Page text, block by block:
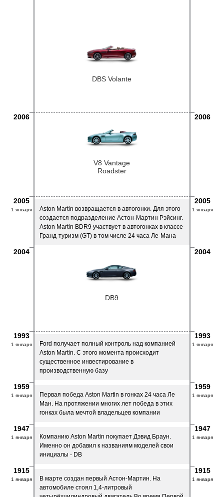
DBS Volante
2006 2006
V8 Vantage
Roadster
2005 2005
1 января 1 января
Aston Martin возвращается в автогонки. Для этого
создается подразделение Астон-Мартин Рэйсинг.
Aston Martin BDR9 участвует в автогонках в классе
Гранд-туризм (GT) в том числе 24 часа Ле-Мана
2004 2004
DB9
1993 1993
1 января 1 января
Ford получает полный контроль над компанией
Aston Martin. C этого момента происходит
существенное инвестирование в
производственную базу
1959 1959
1 января 1 января
Первая победа Aston Martin в гонках 24 часа Ле
Ман. На протяжении многих лет победа в этих
гонках была мечтой владельцев компании
1947 1947
1 января 1 января
Компанию Aston Martin покупает Дэвид Браун.
Именно он добавил к названиям моделей свои
инициалы - DB
1915 1915
1 января 1 января
В марте создан первый Астон-Мартин. На
автомобиле стоял 1,4-литровый